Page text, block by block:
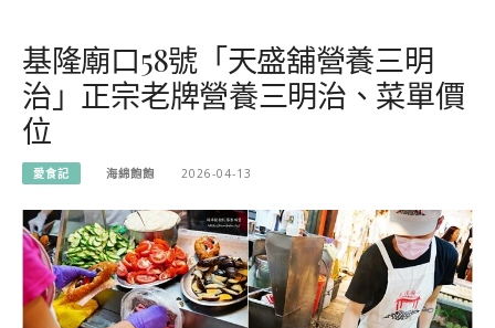
基隆廟口58號「天盛舖營養三明
治」正宗老牌營養三明治、菜單價
位
愛食記 海綿飽飽 2026-04-13